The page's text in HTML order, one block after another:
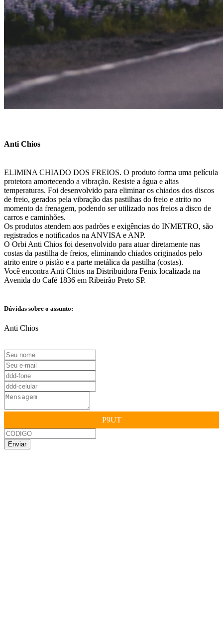
Anti Chios
ELIMINA CHIADO DOS FREIOS. O produto forma uma película
protetora amortecendo a vibração. Resiste a água e altas
temperaturas. Foi desenvolvido para eliminar os chiados dos discos
de freio, gerados pela vibração das pastilhas do freio e atrito no
momento da frenagem, podendo ser utilizado nos freios a disco de
carros e caminhões.
Os produtos atendem aos padrões e exigências do INMETRO, são
registrados e notificados na ANVISA e ANP.
O Orbi Anti Chios foi desenvolvido para atuar diretamente nas
costas da pastilha de freios, eliminando chiados originados pelo
atrito entre o pistão e a parte metálica da pastilha (costas).
Você encontra Anti Chios na Distribuidora Fenix localizada na
Avenida do Café 1836 em Ribeirão Preto SP.
Dúvidas sobre o assunto:
Anti Chios
P9UT
Enviar